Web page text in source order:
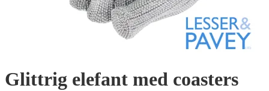
Glittrig elefant med coasters